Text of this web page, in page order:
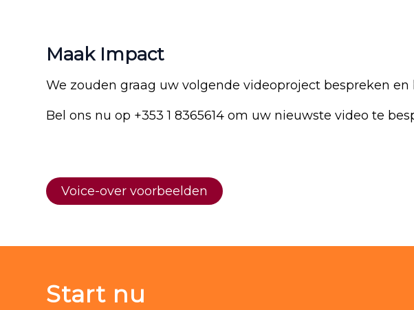
Maak Impact
We zouden graag uw volgende videoproject bespreken
Bel ons nu op +353 1 8365614 om uw nieuwste video te
Voice-over voorbeelden
Start nu